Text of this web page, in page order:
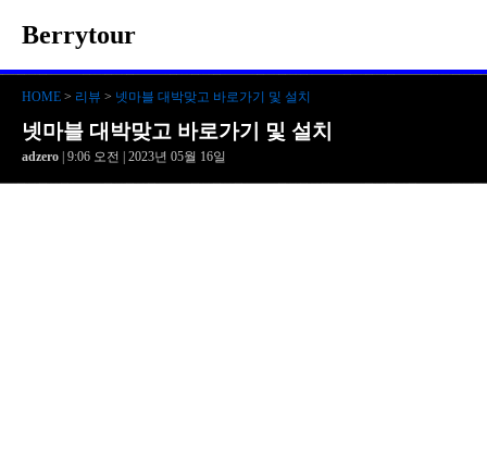
Berrytour
HOME > 리뷰 > 넷마블 대박맞고 바로가기 및 설치
넷마블 대박맞고 바로가기 및 설치
adzero | 9:06 오전 | 2023년 05월 16일